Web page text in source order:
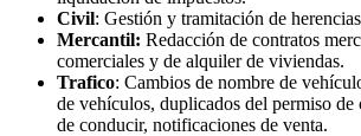
Civil: Gestión y tramitación de
Mercantil: Redacción de contratos
comerciales y de alquiler de viviendas.
Trafico: Cambios de nombre de
de vehículos, duplicados del permiso
de conducir, notificaciones de venta.